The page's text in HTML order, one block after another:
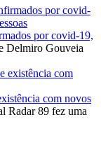
por covid-19,
Delmiro Gouveia
com novos
Radar 89 fez uma